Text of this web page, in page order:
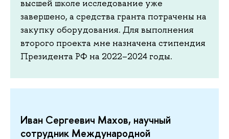
высшей школе исследование уже
завершено, а средства гранта потрачены на
закупку оборудования. Для выполнения
второго проекта мне назначена стипендия
Президента РФ на 2022–2024 годы.
Иван Сергеевич Махов, научный
сотрудник Международной